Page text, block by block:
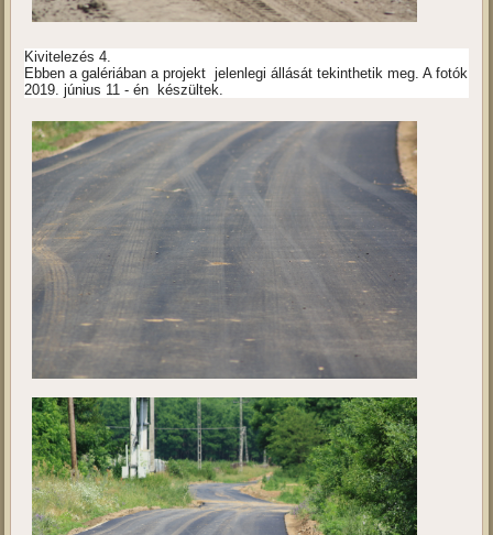
Kivitelezés 4.
Ebben a galériában a projekt jelenlegi állását tekinthetik meg. A fotók
2019. június 11 - én készültek.